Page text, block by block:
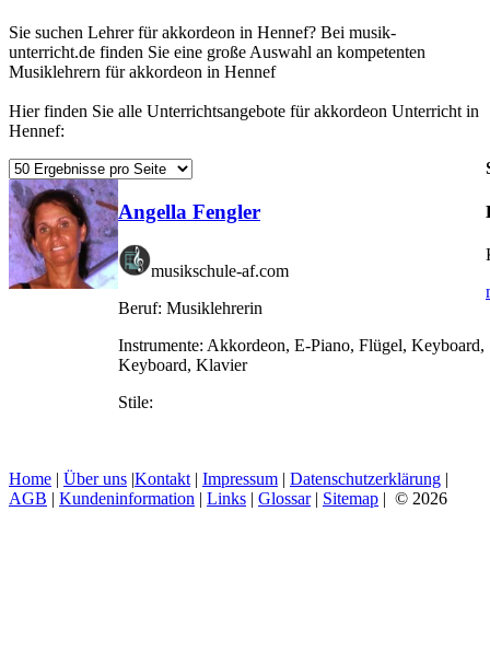
Sie suchen Lehrer für akkordeon in Hennef? Bei musik-
unterricht.de finden Sie eine große Auswahl an kompetenten
Musiklehrern für akkordeon in Hennef
Hier finden Sie alle Unterrichtsangebote für akkordeon Unterricht in
Hennef:
Angella Fengler
musikschule-af.com
Beruf: Musiklehrerin
Instrumente: Akkordeon, E-Piano, Flügel, Keyboard,
Keyboard, Klavier
Stile:
Home | Über uns |Kontakt | Impressum | Datenschutzerklärung |
AGB | Kundeninformation | Links | Glossar| Sitemap | © 2026